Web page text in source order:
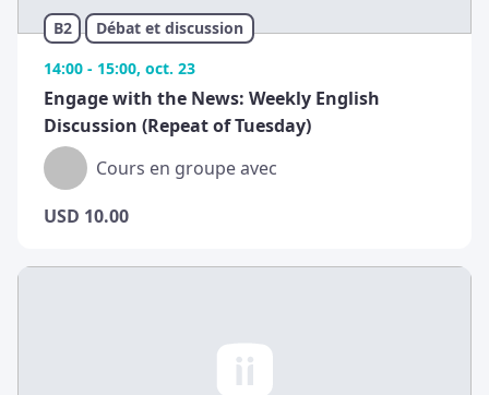
B2
Débat et discussion
14:00 - 15:00, oct. 23
Engage with the News: Weekly English
Discussion (Repeat of Tuesday)
Cours en groupe avec
USD 10.00